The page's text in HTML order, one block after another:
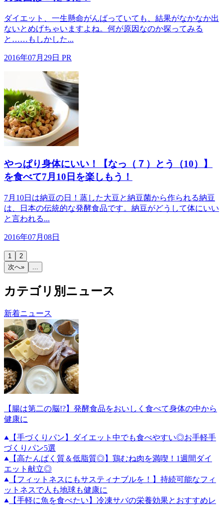
ダイエット、一生懸命がんばっていても、結果がなかなか出
ないとめげちゃいますよね。何が原因なのか探ってみる
と……もしかした...
2016年07月29日 PR
やっぱり身体にいい！【なっ（７）とう（10）】
を食べて7月10日を楽しもう！
7月10日は納豆の日！蒸した大豆と納豆菌から作られる納豆
は、日本の伝統的な発酵食品です。納豆がどうして体にいい
と言われる...
2016年07月08日
1
2
次へ»
カテゴリ別ニュース
新着ニュース
【腸は第二の脳!?】発酵食品をおいしく食べて身体の中から
健康に
【手づくりパン】ダイエット中でも食べやすい◎お手軽手
づくりパン5選
【高たんぱく質＆低脂質◎】鶏むね肉を満喫！1週間ダイ
エット献立◎
【フィットネスにもサスティナブルを！】持続可能なフィ
ットネスで人も地球も健康に
【手軽に魚を食べたい】冷凍サバの栄養効果とおすすめレ